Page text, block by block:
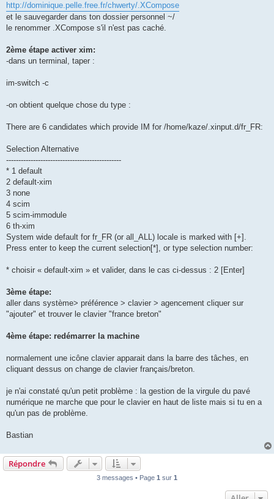
http://dominique.pelle.free.fr/chwerty/.XCompose
et le sauvegarder dans ton dossier personnel ~/
le renommer .XCompose s'il n'est pas caché.
2ème étape activer xim:
-dans un terminal, taper :
im-switch -c
-on obtient quelque chose du type :
There are 6 candidates which provide IM for /home/kaze/.xinput.d/fr_FR:
Selection Alternative
-----------------------------------------------
* 1 default
2 default-xim
3 none
4 scim
5 scim-immodule
6 th-xim
System wide default for fr_FR (or all_ALL) locale is marked with [+].
Press enter to keep the current selection[*], or type selection number:
* choisir « default-xim » et valider, dans le cas ci-dessus : 2 [Enter]
3ème étape:
aller dans système> préférence > clavier > agencement cliquer sur
"ajouter" et trouver le clavier "france breton"
4ème étape: redémarrer la machine
normalement une icône clavier apparait dans la barre des tâches, en
cliquant dessus on change de clavier français/breton.
je n'ai constaté qu'un petit problème : la gestion de la virgule du pavé
numérique ne marche que pour le clavier en haut de liste mais si tu en a
qu'un pas de problème.
Bastian
Répondre
3 messages • Page 1 sur 1